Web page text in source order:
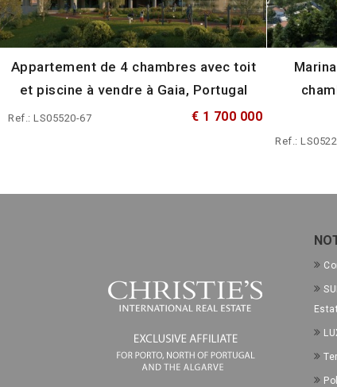
Appartement de 4 chambres avec toit
et piscine à vendre à Gaia, Portugal
Ref.: LS05520-67 € 1 700 000
Ref.: